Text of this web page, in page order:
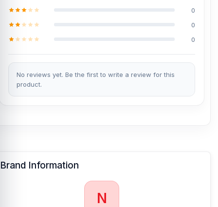
0
0
0
No reviews yet. Be the first to write a review for this
product.
Brand Information
N